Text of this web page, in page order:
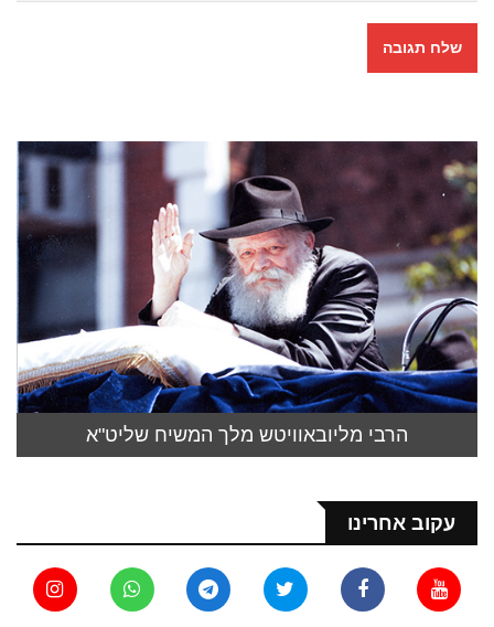
הרבי מליובאוויטש מלך המשיח שליט"א
עקוב אחרינו